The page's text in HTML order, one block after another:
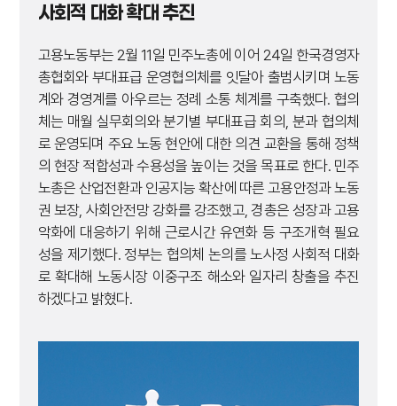
사회적 대화 확대 추진
고용노동부는 2월 11일 민주노총에 이어 24일 한국경영자
총협회와 부대표급 운영협의체를 잇달아 출범시키며 노동
계와 경영계를 아우르는 정례 소통 체계를 구축했다. 협의
체는 매월 실무회의와 분기별 부대표급 회의, 분과 협의체
로 운영되며 주요 노동 현안에 대한 의견 교환을 통해 정책
의 현장 적합성과 수용성을 높이는 것을 목표로 한다. 민주
노총은 산업전환과 인공지능 확산에 따른 고용안정과 노동
권 보장, 사회안전망 강화를 강조했고, 경총은 성장과 고용
악화에 대응하기 위해 근로시간 유연화 등 구조개혁 필요
성을 제기했다. 정부는 협의체 논의를 노사정 사회적 대화
로 확대해 노동시장 이중구조 해소와 일자리 창출을 추진
하겠다고 밝혔다.